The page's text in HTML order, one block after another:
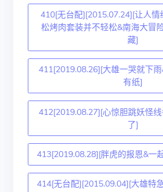
410[无台配][2015.07.24][让人情
松烤肉套装并不轻松&南海大冒
藏]
411[2019.08.26][大雄一哭就下
有纸]
412[2019.08.27][心惊胆跳妖怪
了]
413[2019.08.28][胖虎的报恩&一
414[无台配][2015.09.04][大雄特